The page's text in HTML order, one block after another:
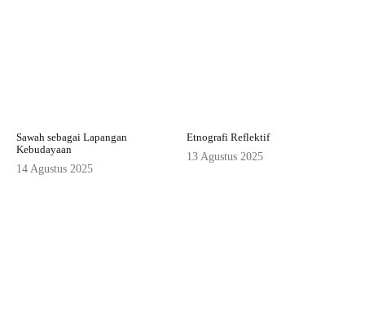
Sawah sebagai Lapangan
Kebudayaan
14 Agustus 2025
Etnografi Reflektif
13 Agustus 2025